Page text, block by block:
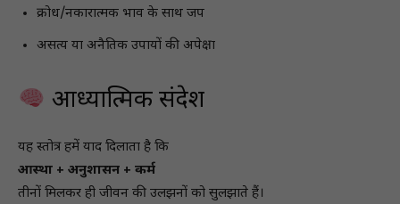
क्रोध/नकारात्मक भाव के साथ जप
असत्य या अनैतिक उपायों की अपेक्षा
आध्यात्मिक संदेश
यह स्तोत्र हमें याद दिलाता है कि
आस्था + अनुशासन + कर्म
तीनों मिलकर ही जीवन की उलझनों को सुलझाते हैं।